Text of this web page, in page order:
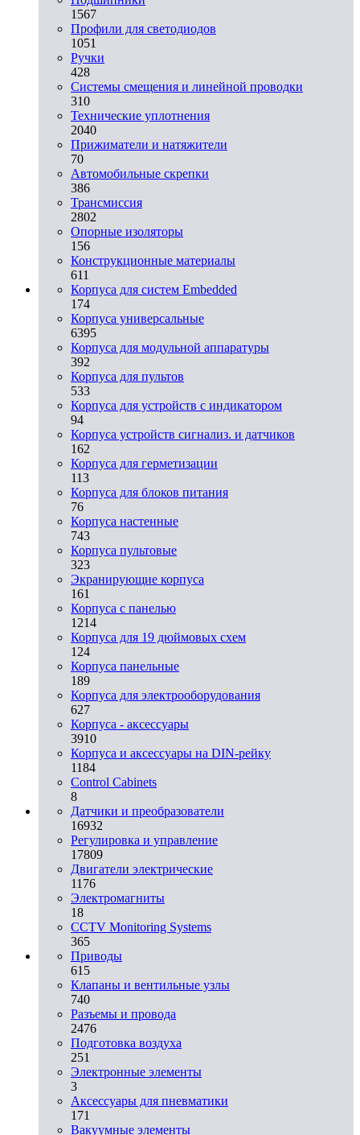
1567
Профили для светодиодов
1051
Ручки
428
Системы смещения и линейной проводки
310
Технические уплотнения
2040
Прижиматели и натяжители
70
Автомобильные скрепки
386
Трансмиссия
2802
Опорные изоляторы
156
Конструкционные материалы
611
Корпуса для систем Embedded
174
Корпуса универсальные
6395
Корпуса для модульной аппаратуры
392
Корпуса для пультов
533
Корпуса для устройств с индикатором
94
Корпуса устройств сигнализ. и датчиков
162
Корпуса для герметизации
113
Корпуса для блоков питания
76
Корпуса настенные
743
Корпуса пультовые
323
Экранирующие корпуса
161
Корпуса с панелью
1214
Корпуса для 19 дюймовых схем
124
Корпуса панельные
189
Корпуса для электрооборудования
627
Корпуса - аксессуары
3910
Корпуса и аксессуары на DIN-рейку
1184
Control Cabinets
8
Датчики и преобразователи
16932
Регулировка и управление
17809
Двигатели электрические
1176
Электромагниты
18
CCTV Monitoring Systems
365
Приводы
615
Клапаны и вентильные узлы
740
Разъемы и провода
2476
Подготовка воздуха
251
Электронные элементы
3
Аксессуары для пневматики
171
Вакуумные элементы